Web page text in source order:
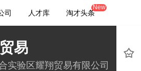
司 人才库 淘才头条
New
易
实验区耀翔贸易有限公司